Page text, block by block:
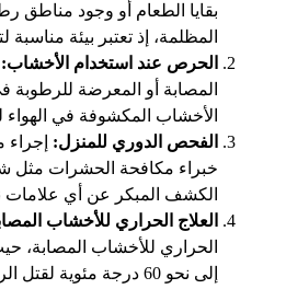
بقايا الطعام أو وجود مناطق
المظلمة، إذ تعتبر بيئة مناسبة
الحرص عند استخدام
المصابة أو المعرضة للرطوبة
الأخشاب المكشوفة في الهواء
الفحص الدوري للمنزل:
خبراء مكافحة الحشرات مثل
الكشف المبكر عن أي علامات
العلاج الحراري للأخشاب
الحراري للأخشاب المصابة،
إلى نحو 60 درجة مئوية